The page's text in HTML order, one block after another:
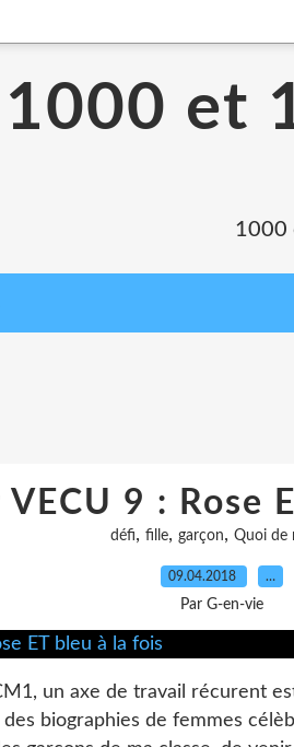
1000 et
1000
VECU 9 : Rose
défi, fille, garçon, Quoi de
09.04.2018 …
Par G-en-vie
un axe de travail récurent
biographies de femmes